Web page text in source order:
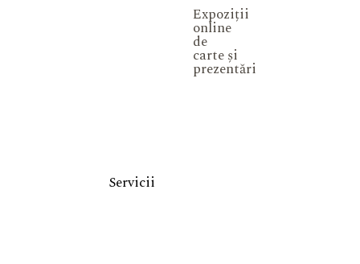
Expoziții
online
de
carte și
prezentări
Servicii